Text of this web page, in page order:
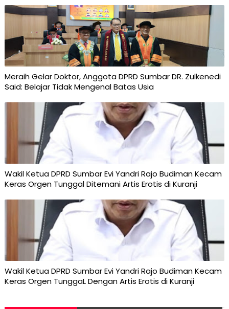
Meraih Gelar Doktor, Anggota DPRD Sumbar DR. Zulkenedi
Said: Belajar Tidak Mengenal Batas Usia
Wakil Ketua DPRD Sumbar Evi Yandri Rajo Budiman Kecam
Keras Orgen Tunggal Ditemani Artis Erotis di Kuranji
Wakil Ketua DPRD Sumbar Evi Yandri Rajo Budiman Kecam
Keras Orgen TunggaL Dengan Artis Erotis di Kuranji